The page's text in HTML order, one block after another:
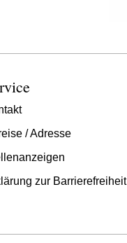
/ Adresse
zur Barrierefreiheit